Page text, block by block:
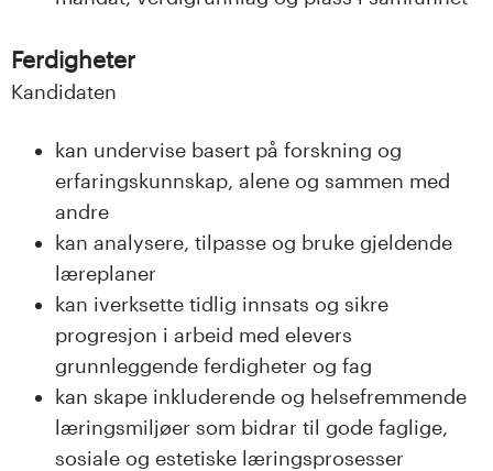
Ferdigheter
Kandidaten
kan undervise basert på forskning og
erfaringskunnskap, alene og sammen med
andre
kan analysere, tilpasse og bruke gjeldende
læreplaner
kan iverksette tidlig innsats og sikre
progresjon i arbeid med elevers
grunnleggende ferdigheter og fag
kan skape inkluderende og helsefremmende
læringsmiljøer som bidrar til gode faglige,
sosiale og estetiske læringsprosesser